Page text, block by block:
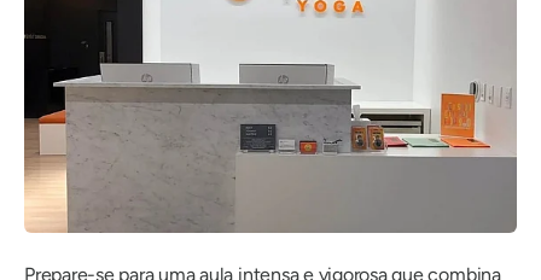
Prepare-se para uma aula intensa e vigorosa que combina